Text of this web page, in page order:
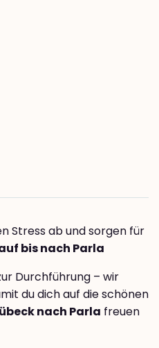
Stress ab und sorgen für
bis nach Parla
Durchführung – wir
du dich auf die schönen
nach Parla freuen